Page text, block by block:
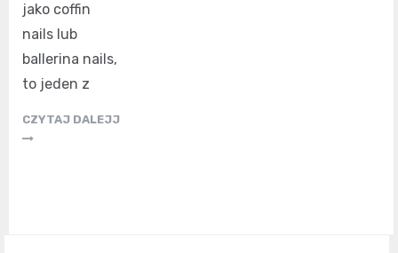
jako coffin
nails lub
ballerina nails,
to jeden z
CZYTAJ DALEJJ